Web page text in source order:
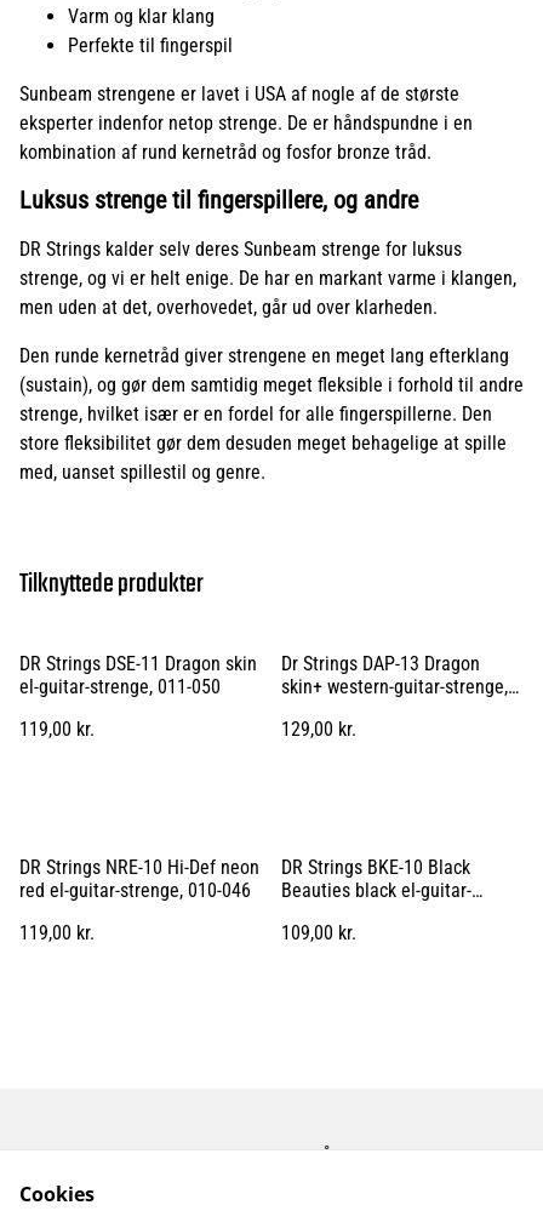
Varm og klar klang
Perfekte til fingerspil
Sunbeam strengene er lavet i USA af nogle af de største
eksperter indenfor netop strenge. De er håndspundne i en
kombination af rund kernetråd og fosfor bronze tråd.
Luksus strenge til fingerspillere, og andre
DR Strings kalder selv deres Sunbeam strenge for luksus
strenge, og vi er helt enige. De har en markant varme i klangen,
men uden at det, overhovedet, går ud over klarheden.
Den runde kernetråd giver strengene en meget lang efterklang
(sustain), og gør dem samtidig meget fleksible i forhold til andre
strenge, hvilket især er en fordel for alle fingerspillerne. Den
store fleksibilitet gør dem desuden meget behagelige at spille
med, uanset spillestil og genre.
Tilknyttede produkter
DR Strings DSE-11 Dragon skin
el-guitar-strenge, 011-050
119,00 kr.
Dr Strings DAP-13 Dragon
skin+ western-guitar-strenge,
129,00 kr.
DR Strings NRE-10 Hi-Def neon
red el-guitar-strenge, 010-046
119,00 kr.
DR Strings BKE-10 Black
Beauties black el-guitar-
109,00 kr.
Kontakt os
Åbningstider
Cookies